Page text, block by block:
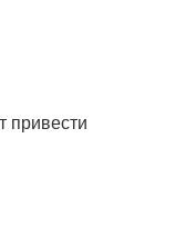
привести